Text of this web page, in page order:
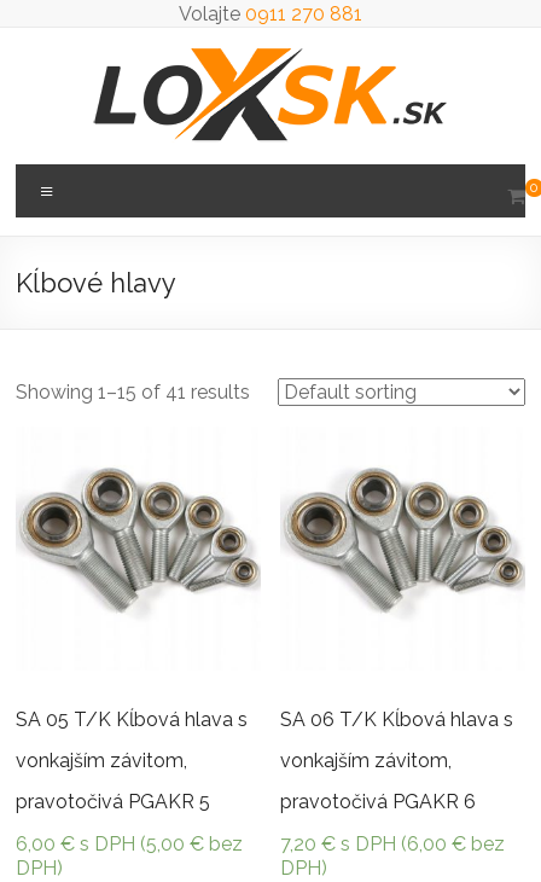
Volajte 0911 270 881
Loxsk
predaj
0
Kĺbové hlavy
Showing 1–15 of 41 results
SA 05 T/K Kĺbová hlava s
vonkajším závitom,
pravotočivá PGAKR 5
6,00€ s DPH (5,00€ bez
DPH)
SA 06 T/K Kĺbová hlava s
vonkajším závitom,
pravotočivá PGAKR 6
7,20€ s DPH (6,00€ bez
DPH)